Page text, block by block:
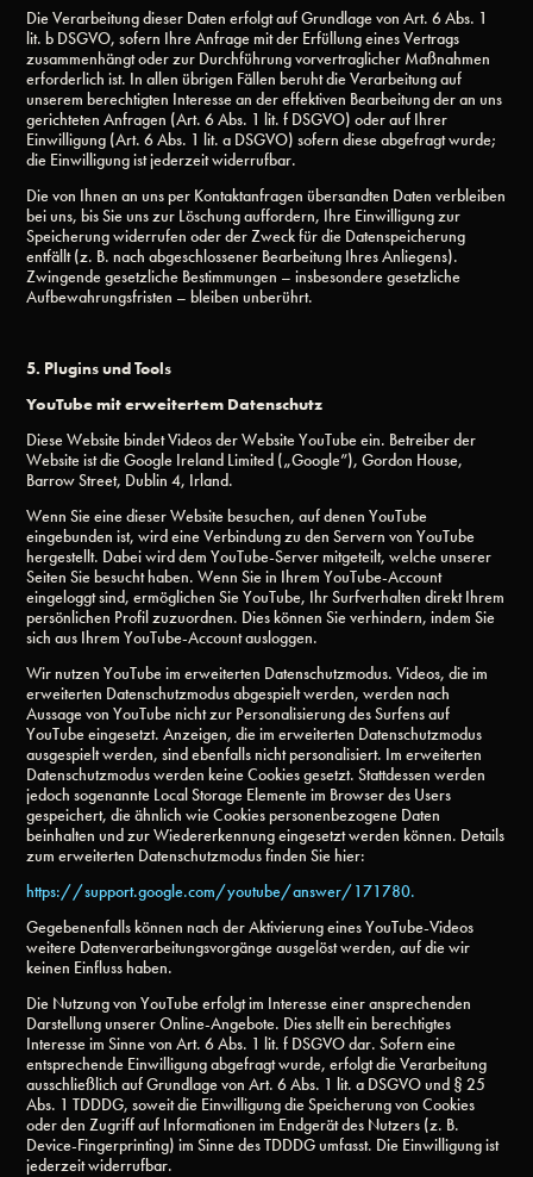
Die Verarbeitung dieser Daten erfolgt auf Grundlage von Art. 6 Abs. 1
lit. b DSGVO, sofern Ihre Anfrage mit der Erfüllung eines Vertrags
zusammenhängt oder zur Durchführung vorvertraglicher Maßnahmen
erforderlich ist. In allen übrigen Fällen beruht die Verarbeitung auf
unserem berechtigten Interesse an der effektiven Bearbeitung der an uns
gerichteten Anfragen (Art. 6 Abs. 1 lit. f DSGVO) oder auf Ihrer
Einwilligung (Art. 6 Abs. 1 lit. a DSGVO) sofern diese abgefragt wurde;
die Einwilligung ist jederzeit widerrufbar.
Die von Ihnen an uns per Kontaktanfragen übersandten Daten verbleiben
bei uns, bis Sie uns zur Löschung auffordern, Ihre Einwilligung zur
Speicherung widerrufen oder der Zweck für die Datenspeicherung
entfällt (z. B. nach abgeschlossener Bearbeitung Ihres Anliegens).
Zwingende gesetzliche Bestimmungen – insbesondere gesetzliche
Aufbewahrungsfristen – bleiben unberührt.
5. Plugins und Tools
YouTube mit erweitertem Datenschutz
Diese Website bindet Videos der Website YouTube ein. Betreiber der
Website ist die Google Ireland Limited („Google”), Gordon House,
Barrow Street, Dublin 4, Irland.
Wenn Sie eine dieser Website besuchen, auf denen YouTube
eingebunden ist, wird eine Verbindung zu den Servern von YouTube
hergestellt. Dabei wird dem YouTube-Server mitgeteilt, welche unserer
Seiten Sie besucht haben. Wenn Sie in Ihrem YouTube-Account
eingeloggt sind, ermöglichen Sie YouTube, Ihr Surfverhalten direkt Ihrem
persönlichen Profil zuzuordnen. Dies können Sie verhindern, indem Sie
sich aus Ihrem YouTube-Account ausloggen.
Wir nutzen YouTube im erweiterten Datenschutzmodus. Videos, die im
erweiterten Datenschutzmodus abgespielt werden, werden nach
Aussage von YouTube nicht zur Personalisierung des Surfens auf
YouTube eingesetzt. Anzeigen, die im erweiterten Datenschutzmodus
ausgespielt werden, sind ebenfalls nicht personalisiert. Im erweiterten
Datenschutzmodus werden keine Cookies gesetzt. Stattdessen werden
jedoch sogenannte Local Storage Elemente im Browser des Users
gespeichert, die ähnlich wie Cookies personenbezogene Daten
beinhalten und zur Wiedererkennung eingesetzt werden können. Details
zum erweiterten Datenschutzmodus finden Sie hier:
https://support.google.com/youtube/answer/171780.
Gegebenenfalls können nach der Aktivierung eines YouTube-Videos
weitere Datenverarbeitungsvorgänge ausgelöst werden, auf die wir
keinen Einfluss haben.
Die Nutzung von YouTube erfolgt im Interesse einer ansprechenden
Darstellung unserer Online-Angebote. Dies stellt ein berechtigtes
Interesse im Sinne von Art. 6 Abs. 1 lit. f DSGVO dar. Sofern eine
entsprechende Einwilligung abgefragt wurde, erfolgt die Verarbeitung
ausschließlich auf Grundlage von Art. 6 Abs. 1 lit. a DSGVO und § 25
Abs. 1 TDDDG, soweit die Einwilligung die Speicherung von Cookies
oder den Zugriff auf Informationen im Endgerät des Nutzers (z. B.
Device-Fingerprinting) im Sinne des TDDDG umfasst. Die Einwilligung ist
jederzeit widerrufbar.